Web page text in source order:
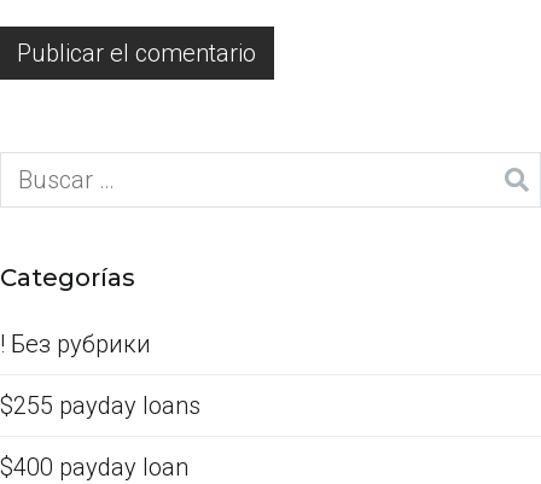
Categorías
! Без рубрики
$255 payday loans
$400 payday loan